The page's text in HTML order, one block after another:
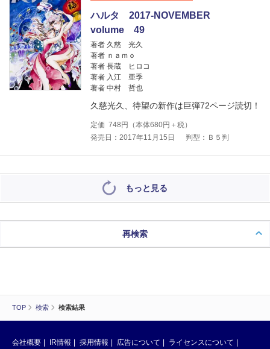
TOP 検索 検索結果
ハルタ 2017-NOVEMBER
volume 49
著者 久慈 光久
著者 ｎａｍｏ
著者 長蔵 ヒロコ
著者 入江 亜季
著者 中村 哲也
久慈光久、待望の新作は巨弾72ページ読切！
定価 748 円（本体680円＋税）
発売日：2017年11月15日
判型：Ｂ５判
もっと見る
再検索
会社概要 IR情報 採用情報 広告について ライセンスについて